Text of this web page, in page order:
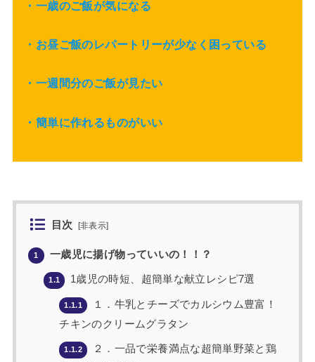
・一歳のご飯が気になる
・お昼ご飯のレパートリーが少なく困っている
・一週間分のご飯が見たい
・簡単に作れるものがいい
目次 [非表示]
1 一歳児に揚げ物っていいの！！？
1.1 1歳児の時短、超簡単な献立レシピ7選
1.1.1
１．牛乳とチーズでカルシウム豊富！
チキンのクリームグラタン
1.1.2
２．一品で栄養満点な超簡単野菜と鶏